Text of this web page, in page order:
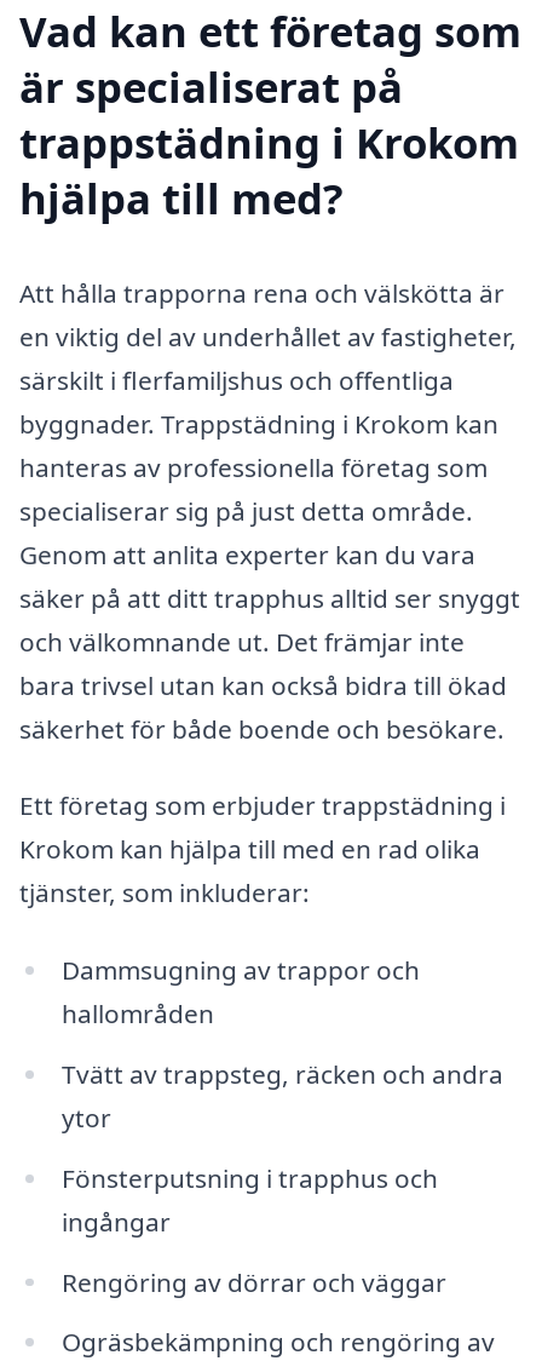
Vad kan ett företag som
är specialiserat på
trappstädning i Krokom
hjälpa till med?
Att hålla trapporna rena och välskötta är
en viktig del av underhållet av fastigheter,
särskilt i flerfamiljshus och offentliga
byggnader. Trappstädning i Krokom kan
hanteras av professionella företag som
specialiserar sig på just detta område.
Genom att anlita experter kan du vara
säker på att ditt trapphus alltid ser snyggt
och välkomnande ut. Det främjar inte
bara trivsel utan kan också bidra till ökad
säkerhet för både boende och besökare.
Ett företag som erbjuder trappstädning i
Krokom kan hjälpa till med en rad olika
tjänster, som inkluderar:
Dammsugning av trappor och
hallområden
Tvätt av trappsteg, räcken och andra
ytor
Fönsterputsning i trapphus och
ingångar
Rengöring av dörrar och väggar
Ogräsbekämpning och rengöring av